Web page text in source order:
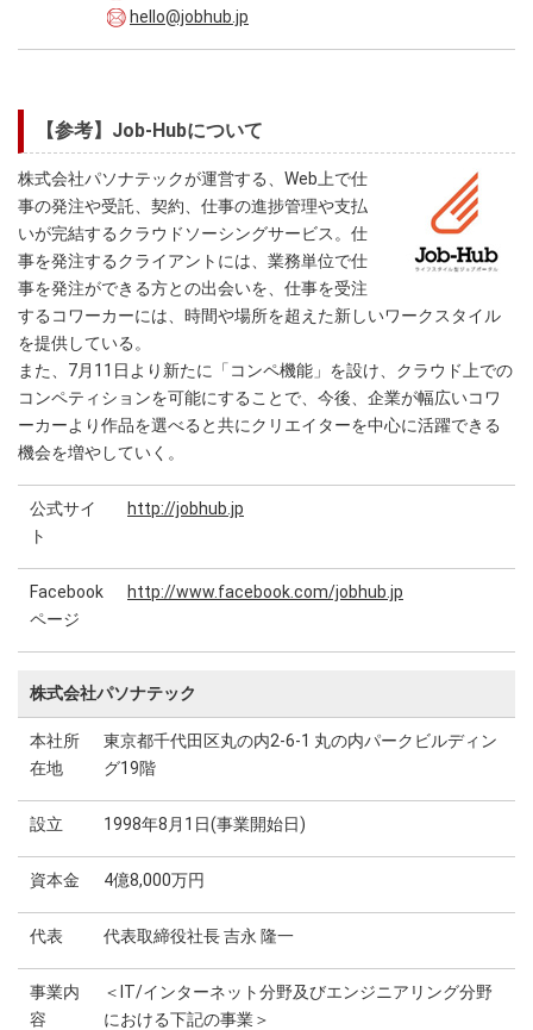
hello@jobhub.jp
【参考】Job-Hubについて
株式会社パソナテックが運営する、Web上で仕
事の発注や受託、契約、仕事の進捗管理や支払
いが完結するクラウドソーシングサービス。仕
事を発注するクライアントには、業務単位で仕
事を発注ができる方との出会いを、仕事を受注
するコワーカーには、時間や場所を超えた新しいワークスタイル
を提供している。
また、7月11日より新たに「コンペ機能」を設け、クラウド上での
コンペティションを可能にすることで、今後、企業が幅広いコワ
ーカーより作品を選べると共にクリエイターを中心に活躍できる
機会を増やしていく。
公式サイ
ト
http://jobhub.jp
Facebook
ページ
http://www.facebook.com/jobhub.jp
株式会社パソナテック
本社所
在地
東京都千代田区丸の内2-6-1 丸の内パークビルディン
グ19階
設立 1998年8月1日(事業開始日)
資本金 4億8,000万円
代表 代表取締役社長 吉永 隆一
事業内
容
＜IT/インターネット分野及びエンジニアリング分野
における下記の事業＞